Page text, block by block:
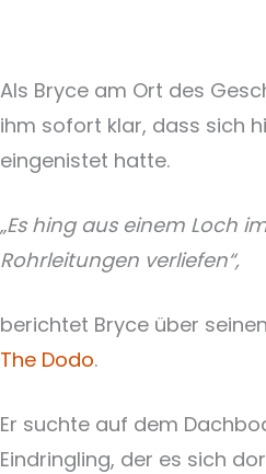
Als Bryce am Ort des
ihm sofort klar, dass sich
eingenistet hatte.
„Es hing aus einem Loch
Rohrleitungen verliefen“,
berichtet Bryce über
The Dodo.
Er suchte auf dem
Eindringling, der es sich